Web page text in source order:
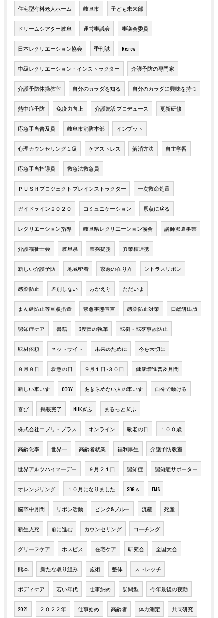
住宅型有料老人ホーム 岐阜市 子ども未来部
ドリームシアター岐阜 運営審議会 審議会委員
日本レクリエーション協会 季刊誌 Recrew
中級レクリエーション・インストラクター 介護予防の専門家
介護予防体操教室 自分のカラダを知る 自分のカラダに興味を持つ
熱中症予防 免疫力向上 介護施設プロデュース 更新研修
応急手当普及員 岐阜市消防本部 インプット
心理カウンセリング１級 ケアストレス 解消方法 自主学習
応急手当指導員 救急法救急員
ＰＵＳＨプロジェクト プレインストラクター 一次救命処置
ガイドライン２０２０ コミュニケーション 原点に戻る
レクリエーション指導 岐阜県レクリエーション協会 講師派遣事業
介護福祉士会 岐阜県 業務提携 異業種連携
新しい介護予防 地域密着 家族の在り方 シトラスリボン
感染防止 差別しない おかえり ただいま
まん延防止等重点措置 緊急事態宣言 感染防止対策 日総研出版
認知症ケア 書籍 3度目の執筆 転倒・転落事故防止
取材依頼 ネットサイト 未来のために 今を大切に
９月９日 救急の日 ９月１日~３０日 健康増進普及月間
新しい車いす COGY あきらめない人の車いす 自分で動ける
喜び 掲載完了 NHKぎふ まるっとぎふ
株式会社エブリ・プラス オンライン 敬老の日 １００歳
高齢化率 世界一 高齢者就業 福利厚生 介護予防教室
世界アルツハイマーデー ９月２１日 認知症 認知症サポーター
オレンジリング １０月になりました SDGｓ EMS
脳卒中月間 リボン活動 ピンク&ブルー 流産 死産
新生児死 前に進む カウンセリング コーチング
グリーフケア ホスピス 在宅ケア 研究会 全国大会
熊本 新たな取り組み 施術 整体 ストレッチ
ボディケア 若い年代 仕事納め 訪問型 今年最後の夜勤
2021 ２０２２年 仕事始め 高齢者 体力測定 共同研究